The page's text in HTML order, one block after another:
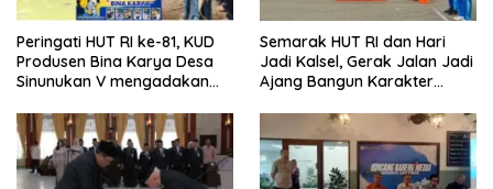
Peringati HUT RI ke-81, KUD
Produsen Bina Karya Desa
Sinunukan V mengadakan
Semarak HUT RI dan Hari
Jadi Kalsel, Gerak Jalan Jadi
Ajang Bangun Karakter